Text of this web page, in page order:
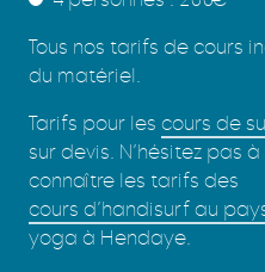
Tous nos tarifs de cours
du matériel.
Tarifs pour les cours de
sur devis. N’hésitez pas
connaître les tarifs des
cours d’handisurf au
yoga à Hendaye.